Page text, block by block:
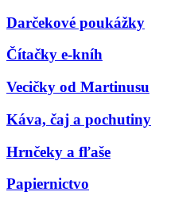
Darčekové poukážky
Čítačky e-kníh
Vecičky od Martinusu
Káva, čaj a pochutiny
Hrnčeky a fľaše
Papiernictvo